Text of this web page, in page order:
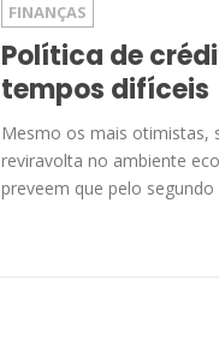
FINANÇAS
Política de
tempos difíceis
Mesmo os mais otimistas,
reviravolta no ambiente
preveem que pelo